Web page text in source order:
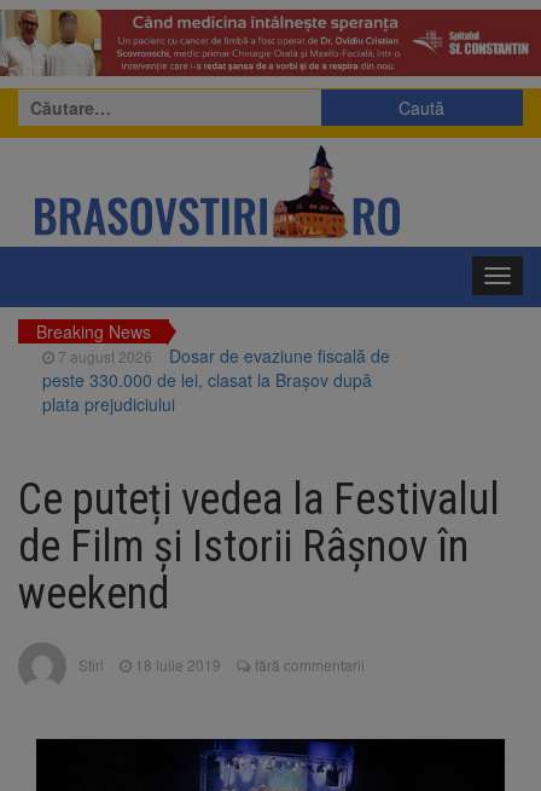
Caută
după:
Breaking News
7 august 2026
Dosar de evaziune fiscală de
peste 330.000 de lei, clasat la Brașov după
plata prejudiciului
sistarea plăților către Brai-Cata și Comprest.
Motivul: platforme de gunoi neigienizate
7 august 2026
Clădirile Duplex de lângă
Piața Star din Brașov au fost demolate
7 august 2026
Tâmpa intră în renovare. Contract de peste 1
7 august 2026
Unul dintre cele mai mari
parcuri ale Brașovului va fi amenajat în
Ce puteți vedea la Festivalul
de Film şi Istorii Râşnov în
weekend
Stiri 18 iulie 2019 fără commentarii